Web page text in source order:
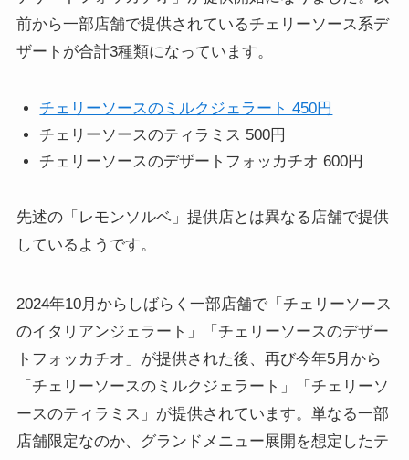
前から一部店舗で提供されているチェリーソース系デ
ザートが合計3種類になっています。
チェリーソースのミルクジェラート 450円
チェリーソースのティラミス 500円
チェリーソースのデザートフォッカチオ 600円
先述の「レモンソルベ」提供店とは異なる店舗で提供
しているようです。
2024年10月からしばらく一部店舗で「チェリーソース
のイタリアンジェラート」「チェリーソースのデザー
トフォッカチオ」が提供された後、再び今年5月から
「チェリーソースのミルクジェラート」「チェリーソ
ースのティラミス」が提供されています。単なる一部
店舗限定なのか、グランドメニュー展開を想定したテ